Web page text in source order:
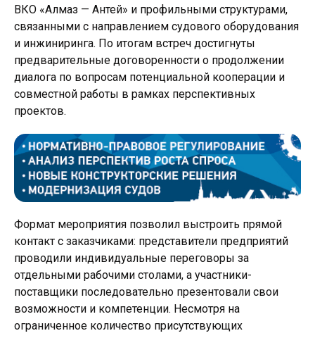
ВКО «Алмаз — Антей» и профильными структурами,
связанными с направлением судового оборудования
и инжиниринга. По итогам встреч достигнуты
предварительные договоренности о продолжении
диалога по вопросам потенциальной кооперации и
совместной работы в рамках перспективных
проектов.
Формат мероприятия позволил выстроить прямой
контакт с заказчиками: представители предприятий
проводили индивидуальные переговоры за
отдельными рабочими столами, а участники-
поставщики последовательно презентовали свои
возможности и компетенции. Несмотря на
ограниченное количество присутствующих